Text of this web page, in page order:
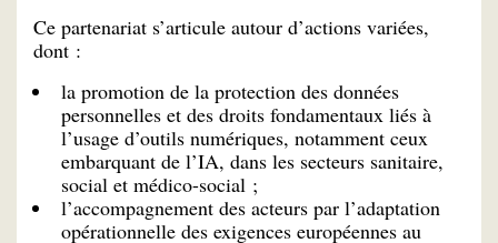
Ce partenariat s’articule autour d’actions variées,
dont :
la promotion de la protection des données
personnelles et des droits fondamentaux liés à
l’usage d’outils numériques, notamment ceux
embarquant de l’IA, dans les secteurs sanitaire,
social et médico-social ;
l’accompagnement des acteurs par l’adaptation
opérationnelle des exigences européennes au